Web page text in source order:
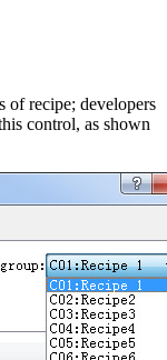
of recipe; developers
control, as shown